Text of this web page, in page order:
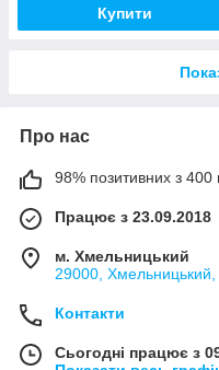
Купити
Про нас
98% позитивних з 400
Працює з 23.09.2018
м. Хмельницький
29000, Хмельницький,
Контакти
Сьогодні працює з